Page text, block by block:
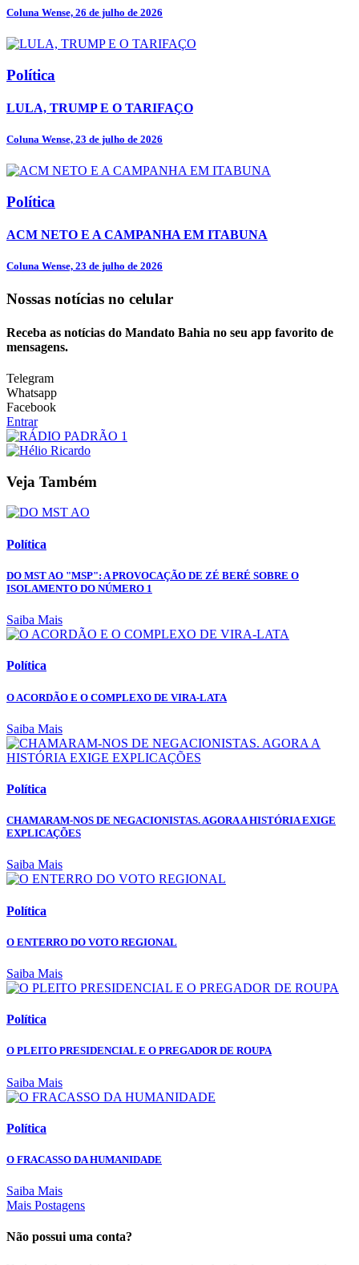
Coluna Wense, 26 de julho de 2026
Política
LULA, TRUMP E O TARIFAÇO
Coluna Wense, 23 de julho de 2026
Política
ACM NETO E A CAMPANHA EM ITABUNA
Coluna Wense, 23 de julho de 2026
Nossas notícias no celular
Receba as notícias do Mandato Bahia no seu app favorito de
mensagens.
Telegram
Whatsapp
Facebook
Entrar
Veja Também
Política
DO MST AO "MSP": A PROVOCAÇÃO DE ZÉ BERÉ SOBRE O
ISOLAMENTO DO NÚMERO 1
Saiba Mais
Política
O ACORDÃO E O COMPLEXO DE VIRA-LATA
Saiba Mais
Política
CHAMARAM-NOS DE NEGACIONISTAS. AGORA A HISTÓRIA EXIGE
EXPLICAÇÕES
Saiba Mais
Política
O ENTERRO DO VOTO REGIONAL
Saiba Mais
Política
O PLEITO PRESIDENCIAL E O PREGADOR DE ROUPA
Saiba Mais
Política
O FRACASSO DA HUMANIDADE
Saiba Mais
Mais Postagens
Não possui uma conta?